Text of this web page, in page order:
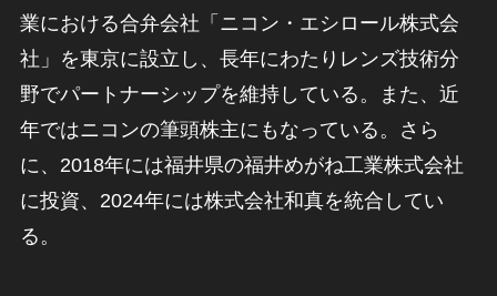
業における合弁会社「ニコン・エシロール株式会
社」を東京に設立し、長年にわたりレンズ技術分
野でパートナーシップを維持している。また、近
年ではニコンの筆頭株主にもなっている。さら
に、2018年には福井県の福井めがね工業株式会社
に投資、2024年には株式会社和真を統合してい
る。